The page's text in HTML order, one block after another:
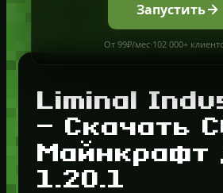
Запустить
От 99₽/мес·102 000+
Liminal
— Скачать
Майнкрафт
1.20.1